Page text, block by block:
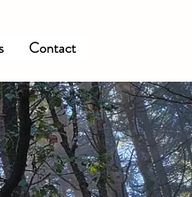
Contact